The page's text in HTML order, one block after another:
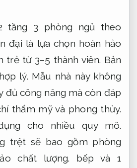
tầng 3 phòng ngủ theo
đại là lựa chọn hoàn hảo
trẻ từ 3–5 thành viên. Bản
lý. Mẫu nhà này không
đủ công năng mà còn đáp
thẩm mỹ và phong thủy.
cho nhiều quy mô.
trệt sẽ bao gồm phòng
chất lượng. bếp và 1